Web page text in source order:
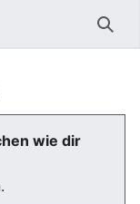
wie dir